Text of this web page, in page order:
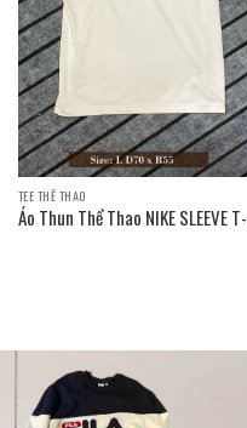
TEE THỂ THAO
Áo Thun Thể Thao NIKE SLEEVE T-